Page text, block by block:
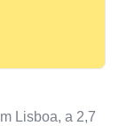
Lisboa, a 2,7